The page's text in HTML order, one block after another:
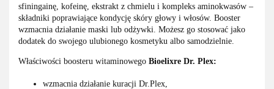
sfiningainę, kofeinę, ekstrakt z chmielu i kompleks aminokwasów –
składniki poprawiające kondycję skóry głowy i włosów. Booster
wzmacnia działanie maski lub odżywki. Możesz go stosować jako
dodatek do swojego ulubionego kosmetyku albo samodzielnie.
Właściwości boosteru witaminowego Bioelixre Dr. Plex:
wzmacnia działanie kuracji Dr.Plex,